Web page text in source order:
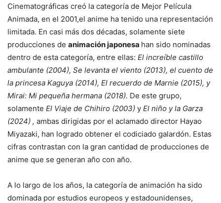
Cinematográficas creó la categoría de Mejor Película
Animada, en el 2001,el anime ha tenido una representación
limitada. En casi más dos décadas, solamente siete
producciones de animación japonesa han sido nominadas
dentro de esta categoría, entre ellas: El increíble castillo
ambulante (2004), Se levanta el viento (2013), el cuento de
la princesa Kaguya (2014), El recuerdo de Marnie (2015), y
Mirai: Mi pequeña hermana (2018). De este grupo,
solamente El Viaje de Chihiro (2003) y El niño y la Garza
(2024) , ambas dirigidas por el aclamado director Hayao
Miyazaki, han logrado obtener el codiciado galardón. Estas
cifras contrastan con la gran cantidad de producciones de
anime que se generan año con año.
A lo largo de los años, la categoría de animación ha sido
dominada por estudios europeos y estadounidenses,